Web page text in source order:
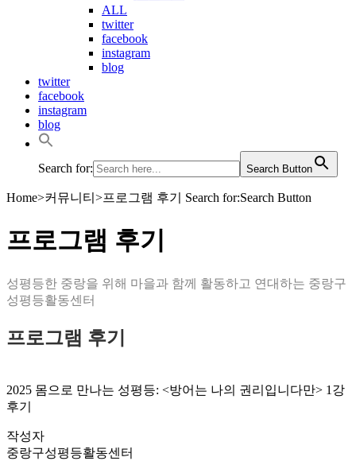
ALL
twitter
facebook
instagram
blog
twitter
facebook
instagram
blog
Search for: Search Button
Home>커뮤니티 >프로그램 후기 Search for:Search Button
프로그램 후기
성평등한 중랑을 위해 마을과 함께 활동하고 연대하는 중랑구
성평등활동센터
프로그램 후기
2025 몸으로 만나는 성평등: <방어는 나의 권리입니다만> 1강
후기
작성자
중랑구성평등활동센터